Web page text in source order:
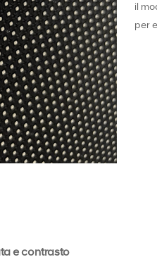
il
per
e contrasto